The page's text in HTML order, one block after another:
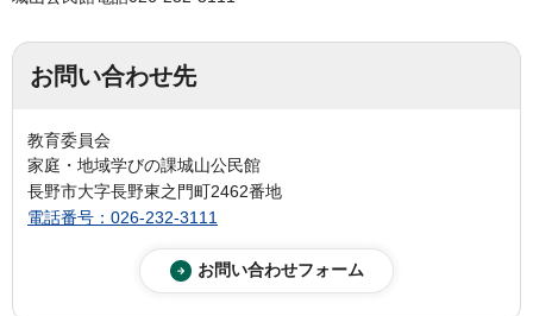
お問い合わせ先
教育委員会
家庭・地域学びの課城山公民館
長野市大字長野東之門町2462番地
電話番号：026-232-3111